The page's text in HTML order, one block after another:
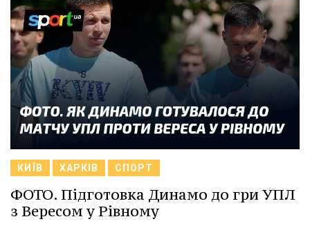
КИЇВ ХАРКІВ СПОРТ
ФОТО. Підготовка Динамо до гри УПЛ
з Вересом у Рівному